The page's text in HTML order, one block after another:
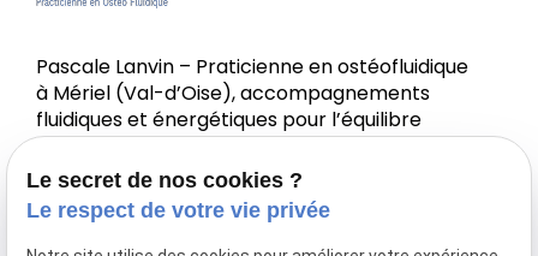
Pascale Lanvin – Praticienne en ostéofluidique
à Mériel (Val-d’Oise), accompagnements
fluidiques et énergétiques pour l’équilibre
corps-esprit.
Le secret de nos cookies ?
Le respect de votre vie privée